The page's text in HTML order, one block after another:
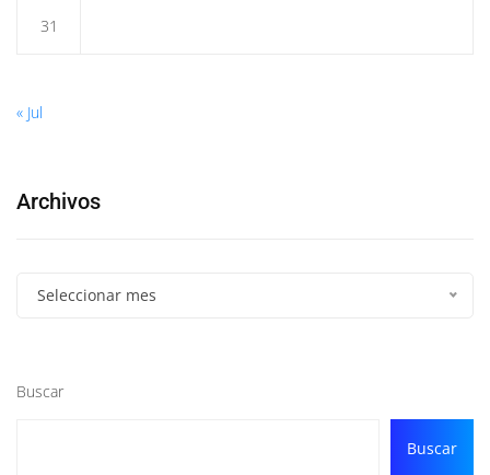
31
« Jul
Archivos
Seleccionar mes
Buscar
Buscar